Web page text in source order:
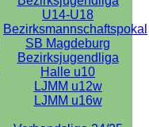
U14-U18
Bezirksmannschaftspokal
SB Magdeburg
Bezirksjugendliga
Halle u10
LJMM u12w
LJMM u16w